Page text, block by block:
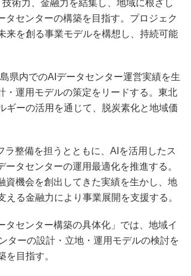
術力、金融力を結集し、地域に根ざし
センターの構築を目指す。プロジェク
来を創る事業モデルを構想し、持続可能
県内でのAIデータセンター運営実績を生
・運用モデルの策定をリードする。東北
ギーの活用を通じて、脱炭素化と地域価
整備を担うとともに、AIを活用したス
タセンターの運用最適化を推進する。
資機会を創出してきた実績を生かし、地
る金融力により事業展開を支援する。
センター構築の具体化」では、地域イ
ターの設計・立地・運用モデルの検討を
目指す。